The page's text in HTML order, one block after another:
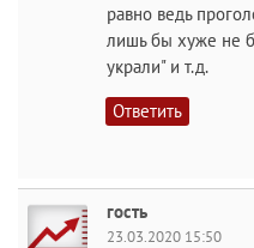
равно ведь
лишь бы хуже не
украли" и т.д.
Ответить
гость
23.03.2020 15:50